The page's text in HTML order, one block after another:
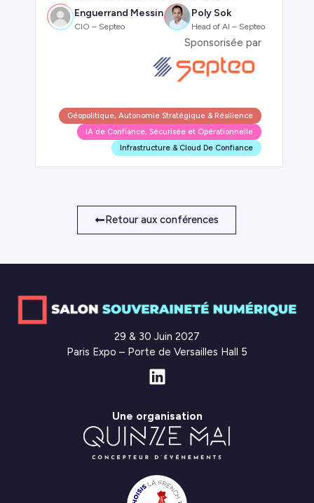
Enguerrand Messin
CIO – Septeo
Poly Sok
Head of AI – Septeo
Sponsorisée par
Géopolitique, Autonomie Stratégique & Résilience
IA de Confiance, Sécurisée et Opérationnelle
Infrastructure & Cloud De Confiance
Retour aux conférences
Une organisation
29 & 30 Juin 2027
Paris Expo – Porte de Versailles Hall 5